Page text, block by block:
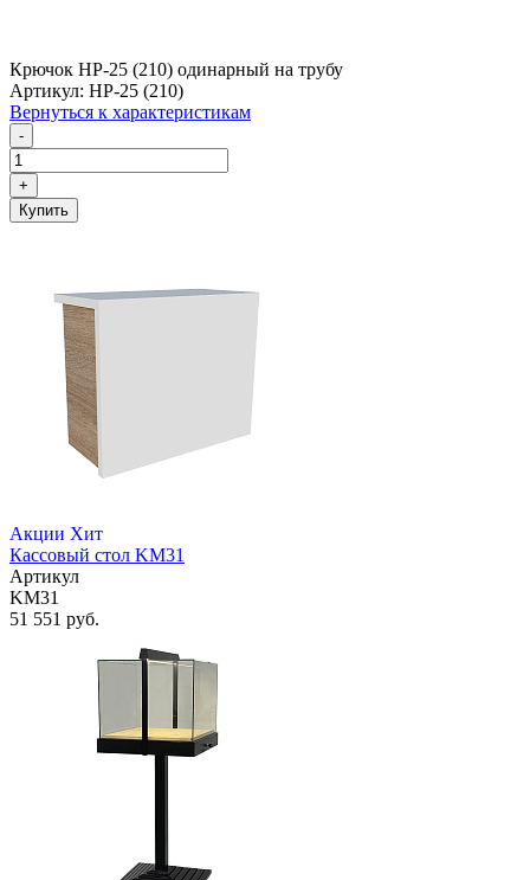
Крючок HP-25 (210) одинарный на трубу
Артикул: HP-25 (210)
Вернуться к характеристикам
-
+
Купить
Акции Хит
Кассовый стол KM31
Артикул
KM31
51 551 руб.